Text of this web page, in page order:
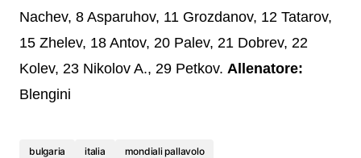
Nachev, 8 Asparuhov, 11 Grozdanov, 12 Tatarov,
15 Zhelev, 18 Antov, 20 Palev, 21 Dobrev, 22
Kolev, 23 Nikolov A., 29 Petkov. Allenatore:
Blengini
bulgaria italia mondiali pallavolo